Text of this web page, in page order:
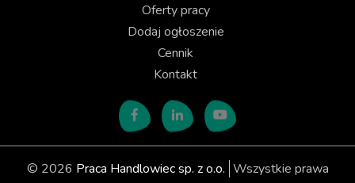
Oferty pracy
Dodaj ogłoszenie
Cennik
Kontakt
© 2026 Praca Handlowiec sp. z o.o. Wszystkie prawa